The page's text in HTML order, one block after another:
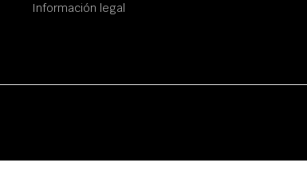
Información legal